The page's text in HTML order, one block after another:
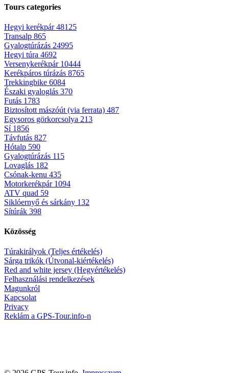
Tours categories
Hegyi kerékpár48125
Transalp 865
Gyalogtúrázás 24995
Hegyi túra 4692
Versenykerékpár 10444
Kerékpáros túrázás 8765
Trekkingbike 6084
Északi gyaloglás 370
Futás 1783
Biztosított mászóút (via ferrata) 487
Egysoros görkorcsolya 213
Sí 1856
Távfutás 827
Hótalp 590
Gyalogtúrázás 115
Lovaglás 182
Csónak-kenu 435
Motorkerékpár 1094
ATV quad 59
Siklóernyő és sárkány 132
Sítúrák 398
Közösség
Túrakirályok (Teljes értékelés)
Sárga trikók (Útvonal-kiértékelés)
Red and white jersey (Hegyértékelés)
Felhasználási rendelkezések
Magunkról
Kapcsolat
Privacy
Reklám a GPS-Tour.info-n